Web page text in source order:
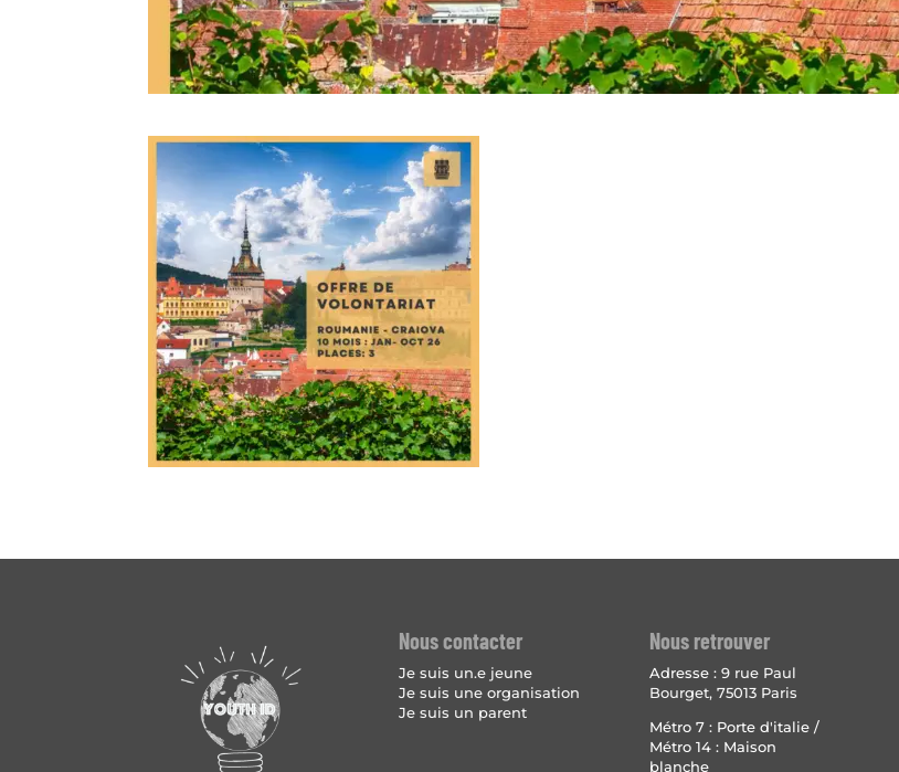
Nous contacter
Je suis un.e jeune
Je suis une organisation
Je suis un parent
Nous retrouver
Adresse :9 rue Paul
Bourget, 75013 Paris
Métro 7 : Porte d'italie /
Métro 14 : Maison
blanche